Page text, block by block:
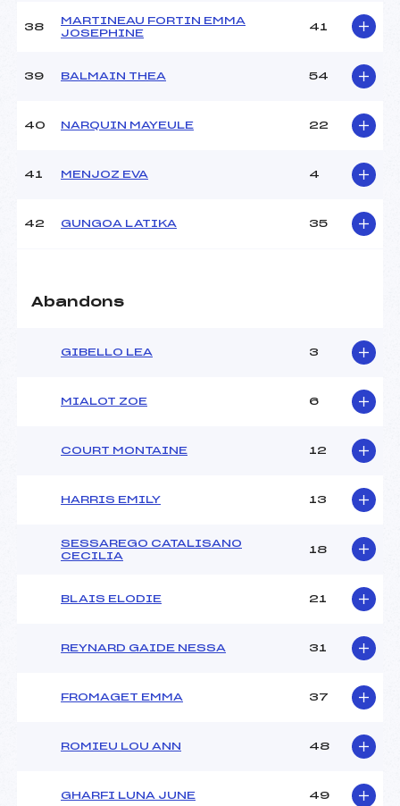
38
MARTINEAU FORTIN EMMA
JOSEPHINE
41
39 BALMAIN THEA 54
40 NARQUIN MAYEULE 22
41 MENJOZ EVA 4
42 GUNGOA LATIKA 35
Abandons
GIBELLO LEA 3
MIALOT ZOE 6
COURT MONTAINE 12
HARRIS EMILY 13
SESSAREGO CATALISANO
CECILIA
18
BLAIS ELODIE 21
REYNARD GAIDE NESSA 31
FROMAGET EMMA 37
ROMIEU LOU ANN 48
GHARFI LUNA JUNE 49